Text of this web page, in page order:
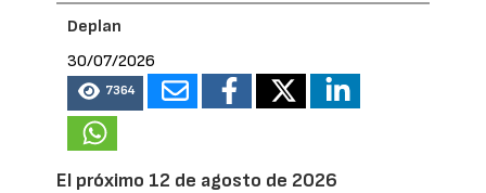
Deplan
30/07/2026
7364
El próximo 12 de agosto de 2026